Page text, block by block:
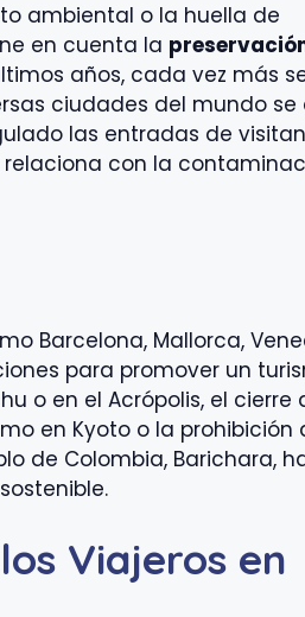
ambiental o la huella de
en cuenta la
años, cada vez más
ciudades del mundo se
las entradas de
con la
Barcelona, Mallorca,
para promover un
o en el Acrópolis, el cierre
en Kyoto o la prohibición
de Colombia, Barichara,
Viajeros en